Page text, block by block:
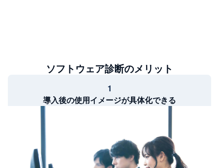
ソフトウェア診断のメリット
1
導入後の使用イメージが具体化できる